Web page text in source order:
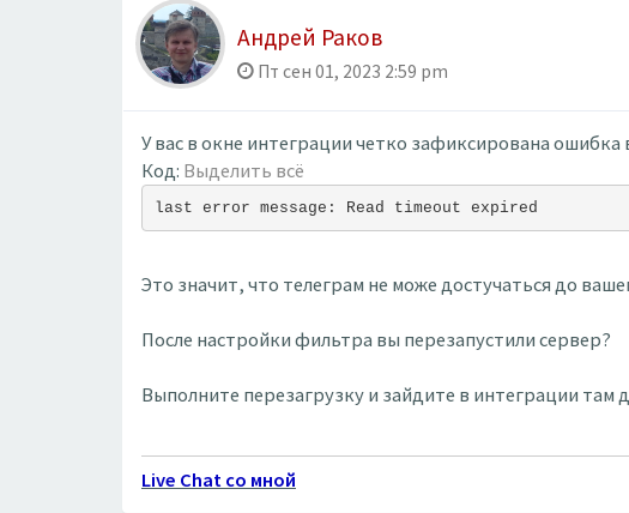
Андрей Раков
Пт сен 01, 2023 2:59 pm
У вас в окне интеграции четко зафиксирована ошибка
Код: Выделить всё
last error message: Read timeout expired
Это значит, что телеграм не може достучаться до
После настройки фильтра вы перезапустили сервер?
Выполните перезагрузку и зайдите в интеграции там
Live Chat со мной